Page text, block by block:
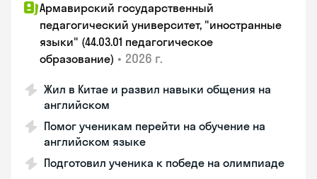
Армавирский государственный
педагогический университет, "иностранные
языки" (44.03.01 педагогическое
образование) • 2026 г.
Жил в Китае и развил навыки общения на
английском
Помог ученикам перейти на обучение на
английском языке
Подготовил ученика к победе на олимпиаде